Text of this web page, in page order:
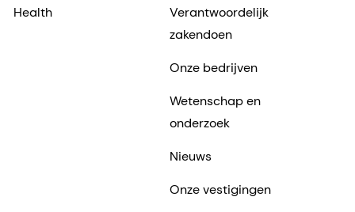
Health
Verantwoordelijk
zakendoen
Onze bedrijven
Wetenschap en
onderzoek
Nieuws
Onze vestigingen